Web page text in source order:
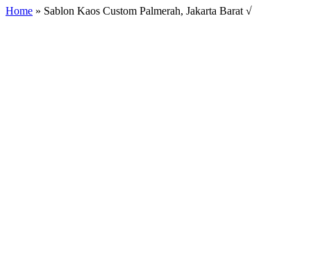
Home » Sablon Kaos Custom Palmerah, Jakarta Barat √